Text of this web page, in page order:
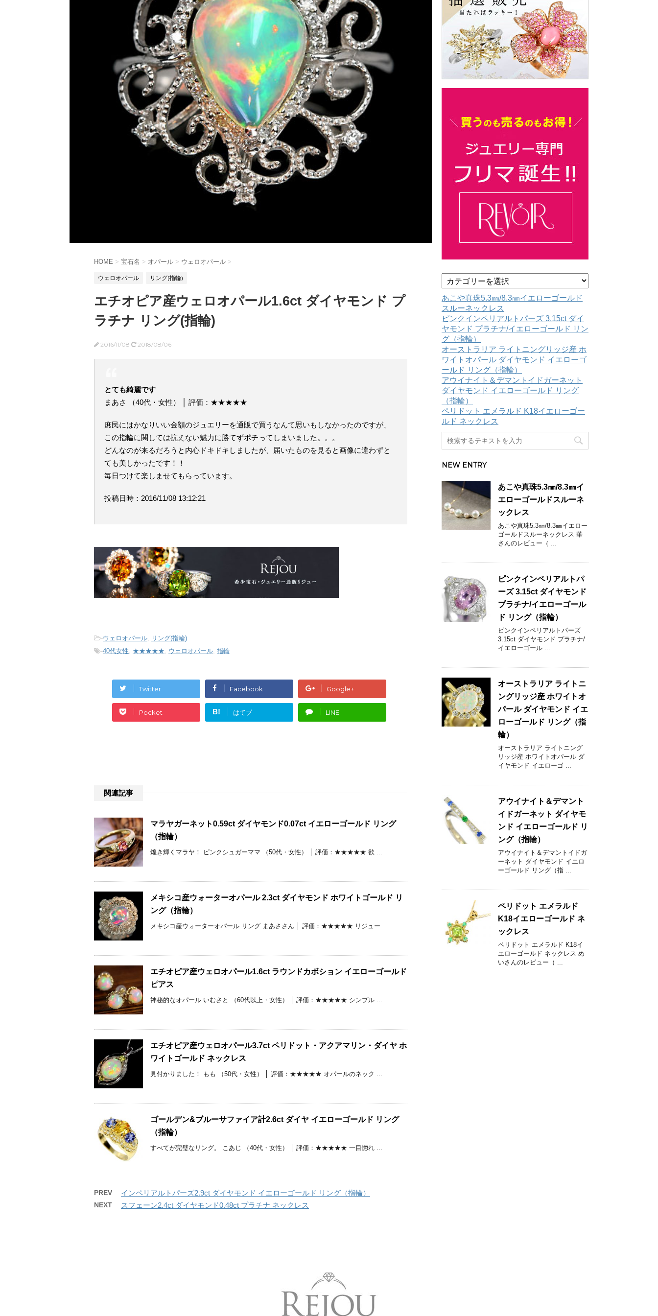
HOME > 宝石名 > オパール > ウェロオパール >
ウェロオパール リング(指輪)
エチオピア産ウェロオパール1.6ct ダイヤモンド プ
ラチナ リング(指輪)
2016/11/08 2018/08/06
とても綺麗です
まあさ （40代・女性） │ 評価：★★★★★
庶民にはかなりいい金額のジュエリーを通販で買うなんて思いもしなかったのですが、
この指輪に関しては抗えない魅力に勝てずポチってしまいました。。。
どんなのが来るだろうと内心ドキドキしましたが、届いたものを見ると画像に違わずと
ても美しかったです！！
毎日つけて楽しませてもらっています。
投稿日時：2016/11/08 13:12:21
-ウェロオパール, リング(指輪)
-40代女性, ★★★★★, ウェロオパール, 指輪
Twitter Facebook Google+
Pocket B! はてブ LINE
関連記事
マラヤガーネット0.59ct ダイヤモンド0.07ct イエローゴールド リング
（指輪）
煌き輝くマラヤ！ ピンクシュガーママ （50代・女性） │ 評価：★★★★★ 欲 ...
メキシコ産ウォーターオパール 2.3ct ダイヤモンド ホワイトゴールド リ
ング（指輪）
メキシコ産ウォーターオパール リング まあささん │ 評価：★★★★★ リジュー ...
エチオピア産ウェロオパール1.6ct ラウンドカボション イエローゴールド
ピアス
神秘的なオパール いむさと （60代以上・女性） │ 評価：★★★★★ シンプル ...
エチオピア産ウェロオパール3.7ct ペリドット・アクアマリン・ダイヤ ホ
ワイトゴールド ネックレス
見付かりました！ もも （50代・女性） │ 評価：★★★★★ オパールのネック ...
ゴールデン&ブルーサファイア計2.6ct ダイヤ イエローゴールド リング
（指輪）
すべてが完璧なリング。 こあじ （40代・女性） │ 評価：★★★★★ 一目惚れ ...
PREV インペリアルトパーズ2.9ct ダイヤモンド イエローゴールド リング（指輪）
NEXT スフェーン2.4ct ダイヤモンド0.48ct プラチナ ネックレス
テ
ゴ
リ
ー
あこや真珠5.3㎜/8.3㎜イエローゴールド
スルーネックレス
ピンクインペリアルトパーズ 3.15ct ダイ
ヤモンド プラチナ/イエローゴールド リン
グ（指輪）
オーストラリア ライトニングリッジ産 ホ
ワイトオパール ダイヤモンド イエローゴ
ールド リング（指輪）
アウイナイト＆デマントイドガーネット
ダイヤモンド イエローゴールド リング
（指輪）
ペリドット エメラルド K18イエローゴー
ルド ネックレス
NEW ENTRY
あこや真珠5.3㎜/8.3㎜イ
エローゴールドスルーネ
ックレス
あこや真珠5.3㎜/8.3㎜イエロー
ゴールドスルーネックレス 華
さんのレビュー（ ...
ピンクインペリアルトパ
ーズ 3.15ct ダイヤモンド
プラチナ/イエローゴール
ド リング（指輪）
ピンクインペリアルトパーズ
3.15ct ダイヤモンド プラチナ/
イエローゴール ...
オーストラリア ライトニ
ングリッジ産 ホワイトオ
パール ダイヤモンド イエ
ローゴールド リング（指
輪）
オーストラリア ライトニング
リッジ産 ホワイトオパール ダ
イヤモンド イエローゴ ...
アウイナイト＆デマント
イドガーネット ダイヤモ
ンド イエローゴールド リ
ング（指輪）
アウイナイト＆デマントイドガ
ーネット ダイヤモンド イエロ
ーゴールド リング（指 ...
ペリドット エメラルド
K18イエローゴールド ネ
ックレス
ペリドット エメラルド K18イ
エローゴールド ネックレス め
いさんのレビュー（ ...